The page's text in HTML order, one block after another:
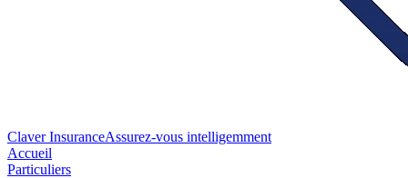
ClaverInsuranceAssurez-vous intelligemment
Accueil
Particuliers